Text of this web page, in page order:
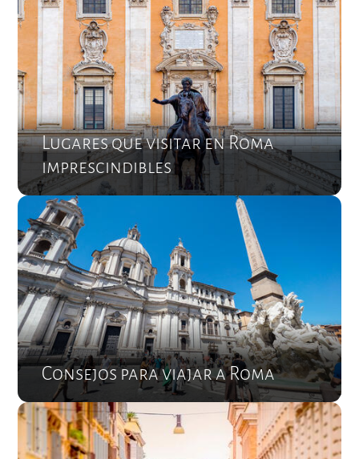
Lugares que visitar en Roma
imprescindibles
Consejos para viajar a Roma